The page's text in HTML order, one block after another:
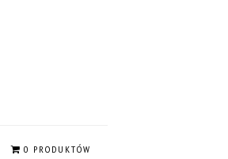
0 PRODUKTÓW